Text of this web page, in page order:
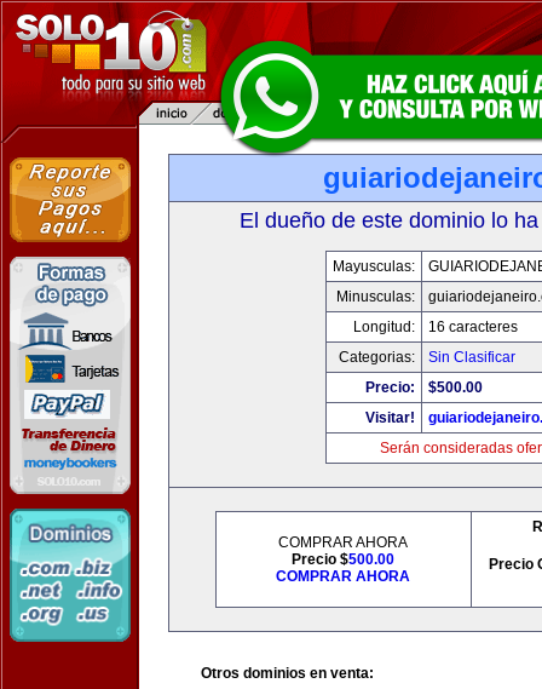
El dueño de este dominio lo
Mayusculas:
Minusculas:
Longitud:
16 caracteres
Categorias:
Sin Clasificar
Precio:
$500.00
Visitar!
Serán consideradas
COMPRAR AHORA
Precio $500.00
COMPRAR AHORA
Precio
Otros dominios en venta: